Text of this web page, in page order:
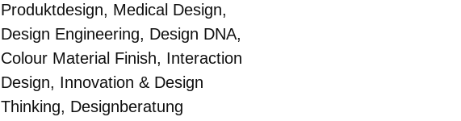
Produkt­design, Medical Design,
Design Engineering, Design DNA,
Colour Material Finish, Interaction
Design, Innovation & Design
Thinking, Design­beratung